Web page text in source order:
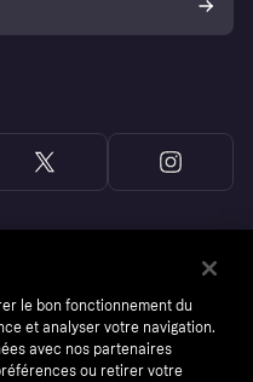
le bon fonctionnement du
et analyser votre navigation.
avec nos partenaires
ou retirer votre